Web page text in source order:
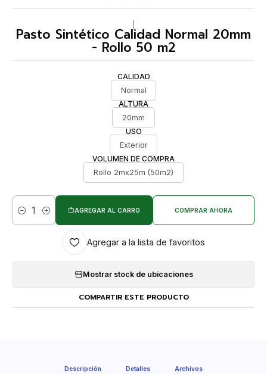
Pasto Sintético Calidad Normal 20mm
- Rollo 50 m2
CALIDAD
Normal
ALTURA
20mm
USO
Exterior
VOLUMEN DE COMPRA
Rollo 2mx25m (50m2)
Cantidad
AGREGAR AL CARRO COMPRAR AHORA
Agregar a la lista de favoritos
Mostrar stock de ubicaciones
COMPARTIR ESTE PRODUCTO
Descripción Detalles Archivos